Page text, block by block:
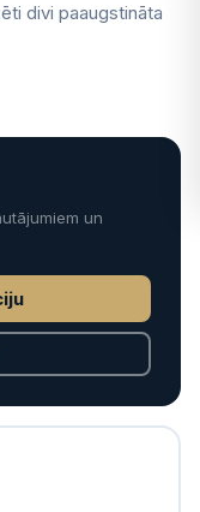
divi paaugstināta
un